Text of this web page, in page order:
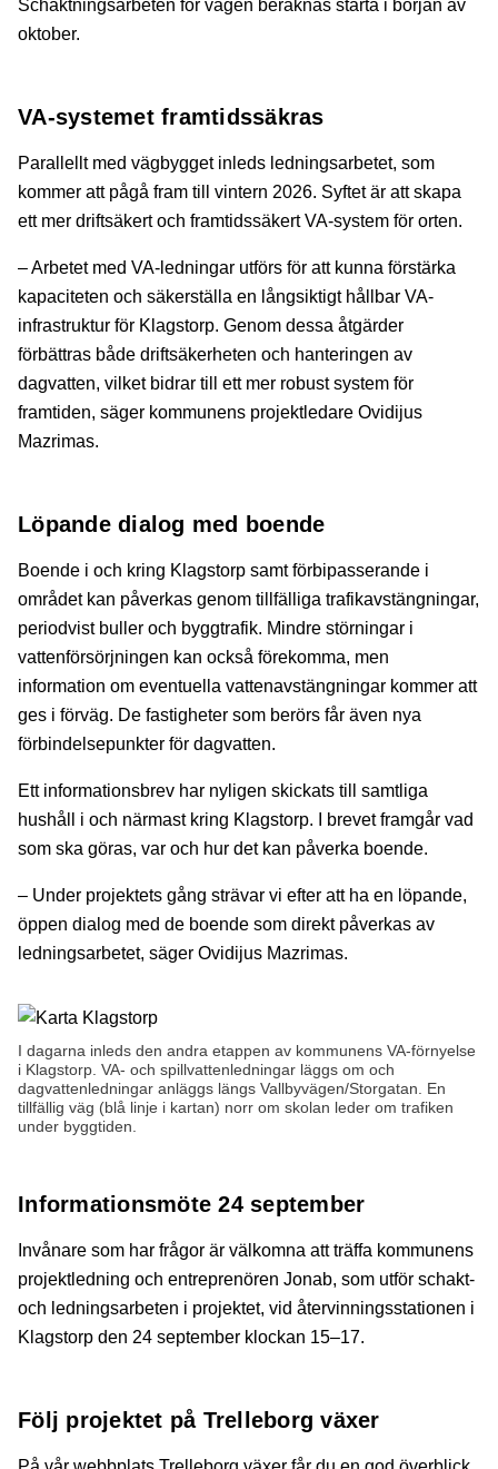
Schaktningsarbeten för vägen beräknas starta i början av
oktober.
VA-systemet framtidssäkras
Parallellt med vägbygget inleds ledningsarbetet, som
kommer att pågå fram till vintern 2026. Syftet är att skapa
ett mer driftsäkert och framtidssäkert VA-system för orten.
– Arbetet med VA-ledningar utförs för att kunna förstärka
kapaciteten och säkerställa en långsiktigt hållbar VA-
infrastruktur för Klagstorp. Genom dessa åtgärder
förbättras både driftsäkerheten och hanteringen av
dagvatten, vilket bidrar till ett mer robust system för
framtiden, säger kommunens projektledare Ovidijus
Mazrimas.
Löpande dialog med boende
Boende i och kring Klagstorp samt förbipasserande i
området kan påverkas genom tillfälliga trafikavstängningar,
periodvist buller och byggtrafik. Mindre störningar i
vattenförsörjningen kan också förekomma, men
information om eventuella vattenavstängningar kommer att
ges i förväg. De fastigheter som berörs får även nya
förbindelsepunkter för dagvatten.
Ett informationsbrev har nyligen skickats till samtliga
hushåll i och närmast kring Klagstorp. I brevet framgår vad
som ska göras, var och hur det kan påverka boende.
– Under projektets gång strävar vi efter att ha en löpande,
öppen dialog med de boende som direkt påverkas av
ledningsarbetet, säger Ovidijus Mazrimas.
I dagarna inleds den andra etappen av kommunens VA-förnyelse
i Klagstorp. VA- och spillvattenledningar läggs om och
dagvattenledningar anläggs längs Vallbyvägen/Storgatan. En
tillfällig väg (blå linje i kartan) norr om skolan leder om trafiken
under byggtiden.
Informationsmöte 24 september
Invånare som har frågor är välkomna att träffa kommunens
projektledning och entreprenören Jonab, som utför schakt-
och ledningsarbeten i projektet, vid återvinningsstationen i
Klagstorp den 24 september klockan 15–17.
Följ projektet på Trelleborg växer